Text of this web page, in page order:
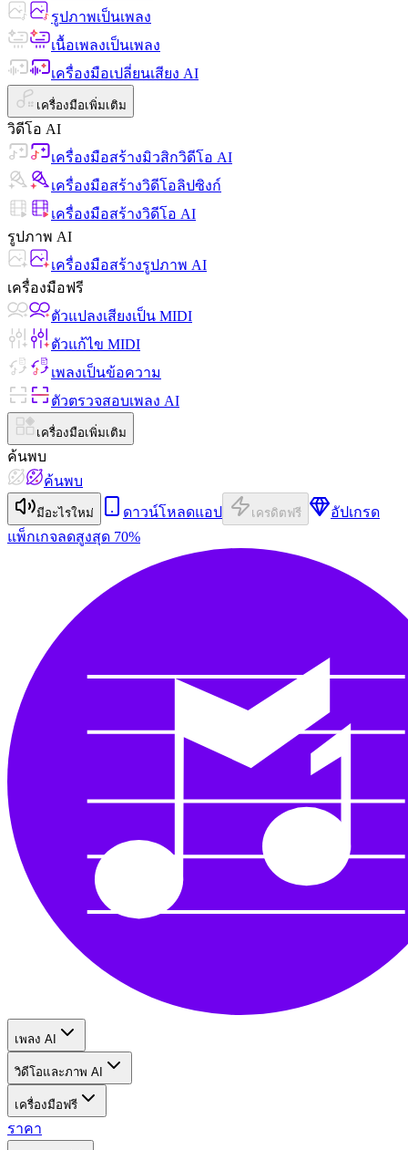
รูปภาพเป็นเพลง
เนื้อเพลงเป็นเพลง
เครื่องมือเปลี่ยนเสียง AI
เครื่องมือเพิ่มเติม
วิดีโอ AI
เครื่องมือสร้างมิวสิกวิดีโอ AI
เครื่องมือสร้างวิดีโอลิปซิงก์
เครื่องมือสร้างวิดีโอ AI
รูปภาพ AI
เครื่องมือสร้างรูปภาพ AI
เครื่องมือฟรี
ตัวแปลงเสียงเป็น MIDI
ตัวแก้ไข MIDI
เพลงเป็นข้อความ
ตัวตรวจสอบเพลง AI
เครื่องมือเพิ่มเติม
ค้นพบ
ค้นพบ
มีอะไรใหม่ ดาวน์โหลดแอป เครดิตฟรี
อัปเกรด
แพ็กเกจลดสูงสุด 70%
เพลง AI
วิดีโอและภาพ AI
เครื่องมือฟรี
ราคา